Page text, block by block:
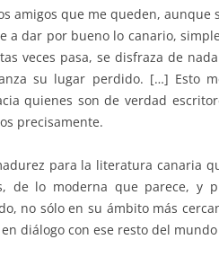
amigos que me queden, aunque
a dar por bueno lo canario,
veces pasa, se disfraza de
su lugar perdido. […] Esto
quienes son de verdad
precisamente.
para la literatura canaria
de lo moderna que parece, y
no sólo en su ámbito más
diálogo con ese resto del